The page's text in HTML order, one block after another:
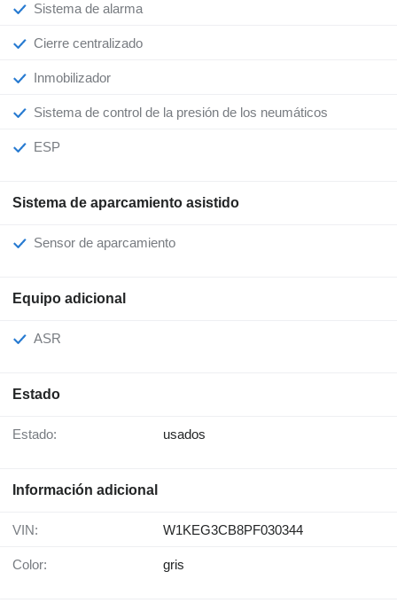
Sistema de alarma
Cierre centralizado
Inmobilizador
Sistema de control de la presión de los neumáticos
ESP
Sistema de aparcamiento asistido
Sensor de aparcamiento
Equipo adicional
ASR
Estado
Estado: usados
Información adicional
VIN: W1KEG3CB8PF030344
Color: gris